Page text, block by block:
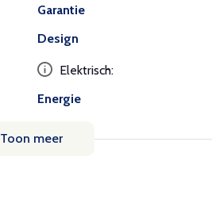
Garantie
Design
Elektrisch:
Energie
Toon meer